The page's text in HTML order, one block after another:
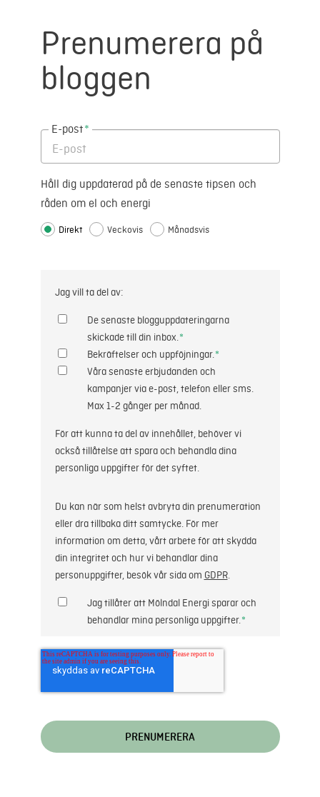
Prenumerera på
bloggen
E-post*
Håll dig uppdaterad på de senaste tipsen och
råden om el och energi
Direkt Veckovis Månadsvis
Jag vill ta del av:
De senaste blogguppdateringarna
skickade till din inbox.*
Bekräftelser och uppföjningar.*
Våra senaste erbjudanden och
kampanjer via e-post, telefon eller sms.
Max 1-2 gånger per månad.
För att kunna ta del av innehållet, behöver vi
också tillåtelse att spara och behandla dina
personliga uppgifter för det syftet.
Jag tillåter att Mölndal Energi sparar och
behandlar mina personliga uppgifter.*
Du kan när som helst avbryta din prenumeration
eller dra tillbaka ditt samtycke. För mer
information om detta, vårt arbete för att skydda
din integritet och hur vi behandlar dina
personuppgifter, besök vår sida om GDPR.